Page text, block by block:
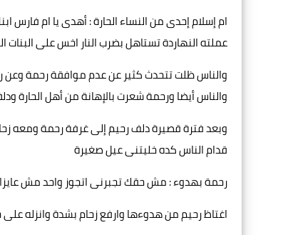
ام إسلام إحدى من النساء الحارة : أهدى يا ام فارس
عملته النهاردة تستاهل بضرب النار اخس على البنات
والناس ظلت تتحدث كثير عن عدم موافقة رحمة
والناس أيضا ورحمة شعرت بالإهانة من أهل الحارة
وبعد فترة قصيرة دلف رحيم إلى غرفة رحمة ومعه
قدام الناس كده خليتنى عيل صغيرة
رحمة بهدوء : مش حقك تجبرنى اتجوز واحد مش
اغتاظ رحيم من هدوءها وارفع زحام بشدة وانزله